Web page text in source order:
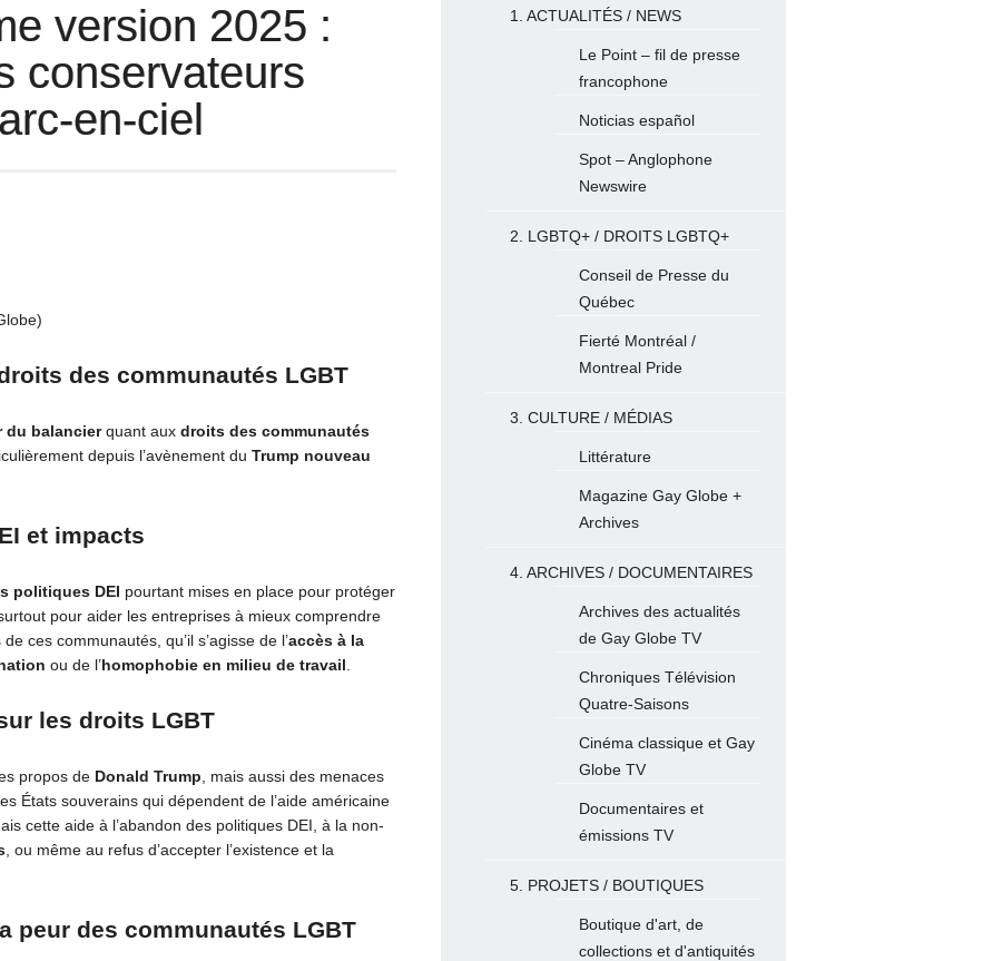
version 2025 :
conservateurs
en-ciel
des communautés LGBT
du balancierquant aux droits des communautés
depuis l’avènement du Trump nouveau
et impacts
politiques DEI pourtant mises en place pour protéger
pour aider les entreprises à mieux comprendre
ces communautés, qu’il s’agisse de l’accès à la
ou de l’homophobie en milieu de travail
les droits LGBT
propos de Donald Trump , mais aussi des menaces
États souverains qui dépendent de l’aide américaine
cette aide à l’abandon des politiques DEI, à la non-
, ou même au refus d’accepter l’existence et la
peur des communautés LGBT
1. ACTUALITÉS / NEWS
Le Point – fil de presse
francophone
Noticias español
Spot – Anglophone
Newswire
2. LGBTQ+ / DROITS LGBTQ+
Conseil de Presse du
Québec
Fierté Montréal /
Montreal Pride
3. CULTURE / MÉDIAS
Littérature
Magazine Gay Globe +
Archives
4. ARCHIVES / DOCUMENTAIRES
Archives des actualités
de Gay Globe TV
Chroniques Télévision
Quatre-Saisons
Cinéma classique et Gay
Globe TV
Documentaires et
émissions TV
5. PROJETS / BOUTIQUES
Boutique d'art, de
collections et d'antiquités